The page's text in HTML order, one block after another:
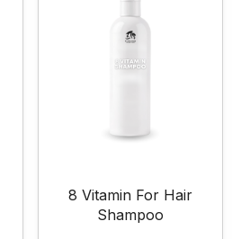
8 Vitamin For Hair
Shampoo